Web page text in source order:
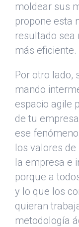
moldear sus
propone esta
resultado sea
más eficiente.
Por otro lado,
mando
espacio agile
de tu
ese
los valores
la empresa e
porque a
y lo que los
quieran
metodología